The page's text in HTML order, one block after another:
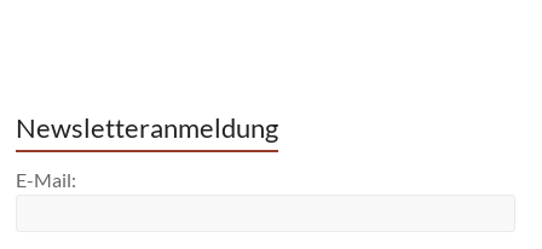
Newsletteranmeldung
E-Mail: